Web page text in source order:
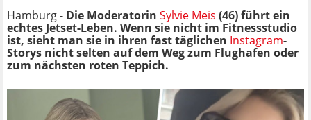
Hamburg - Die Moderatorin Sylvie Meis (46) führt ein
echtes Jetset-Leben. Wenn sie nicht im Fitnessstudio
ist, sieht man sie in ihren fast täglichen Instagram-
Storys nicht selten auf dem Weg zum Flughafen oder
zum nächsten roten Teppich.